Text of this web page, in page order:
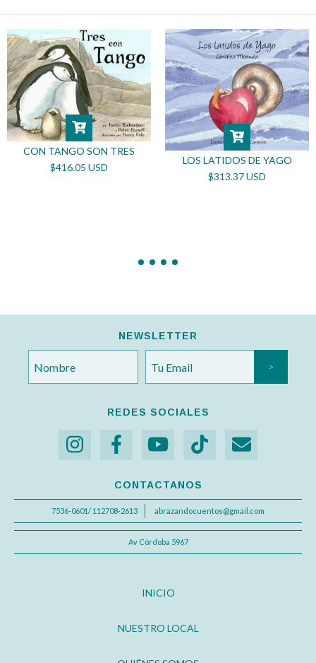
CON TANGO SON TRES
$416.05 USD
LOS LATIDOS DE YAGO
$313.37 USD
NEWSLETTER
REDES SOCIALES
CONTACTANOS
7536-0601/ 112708-2613 abrazandocuentos@gmail.com
Av Córdoba 5967
INICIO
NUESTRO LOCAL